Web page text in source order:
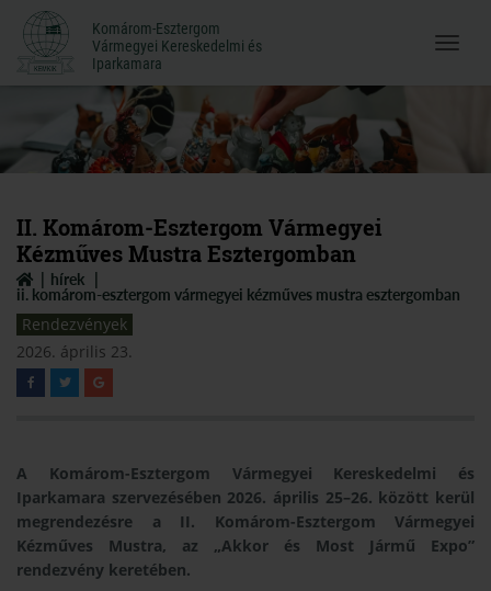
Komárom-Esztergom
Vármegyei Kereskedelmi és
Iparkamara
Komárom-Esztergom
Vármegyei Kereskedelmi és
Iparkamara
Menü
II. Komárom-Esztergom Vármegyei
Kézműves Mustra Esztergomban
hírek
ii. komárom-esztergom vármegyei kézműves mustra esztergomban
Rendezvények
2026. április 23.
A Komárom-Esztergom Vármegyei Kereskedelmi és
Iparkamara szervezésében 2026. április 25–26. között kerül
megrendezésre a II. Komárom-Esztergom Vármegyei
Kézműves Mustra, az „Akkor és Most Jármű Expo”
rendezvény keretében.